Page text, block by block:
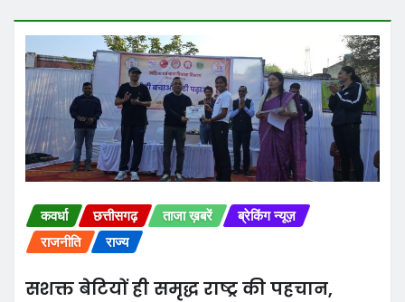
कवर्धा छत्तीसगढ़ ताजा ख़बरें
ब्रेकिंग न्यूज़
राजनीति
राज्य
सशक्त बेटियों ही समृद्ध राष्ट्र की पहचान,